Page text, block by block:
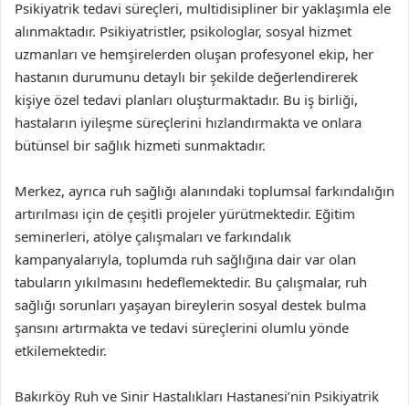
Psikiyatrik tedavi süreçleri, multidisipliner bir yaklaşımla ele
alınmaktadır. Psikiyatristler, psikologlar, sosyal hizmet
uzmanları ve hemşirelerden oluşan profesyonel ekip, her
hastanın durumunu detaylı bir şekilde değerlendirerek
kişiye özel tedavi planları oluşturmaktadır. Bu iş birliği,
hastaların iyileşme süreçlerini hızlandırmakta ve onlara
bütünsel bir sağlık hizmeti sunmaktadır.
Merkez, ayrıca ruh sağlığı alanındaki toplumsal farkındalığın
artırılması için de çeşitli projeler yürütmektedir. Eğitim
seminerleri, atölye çalışmaları ve farkındalık
kampanyalarıyla, toplumda ruh sağlığına dair var olan
tabuların yıkılmasını hedeflemektedir. Bu çalışmalar, ruh
sağlığı sorunları yaşayan bireylerin sosyal destek bulma
şansını artırmakta ve tedavi süreçlerini olumlu yönde
etkilemektedir.
Bakırköy Ruh ve Sinir Hastalıkları Hastanesi’nin Psikiyatrik